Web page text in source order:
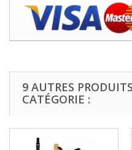
9 AUTRES
CATÉGORIE :